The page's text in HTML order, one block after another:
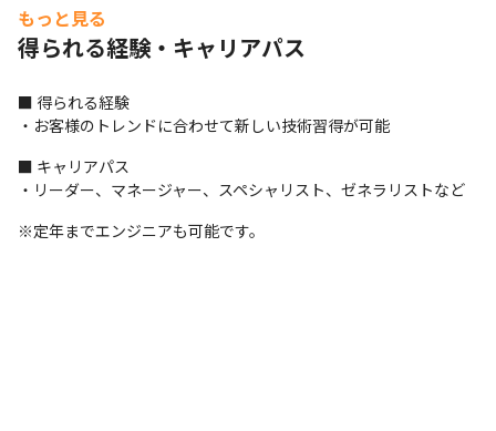
金銭面だけでなく、学べる時間を確保できるような勤務環
境に配慮したり、働きながら学べる内容のプロジェクトを
選定したりするなど、無理なくスキルアップできる環境を
整えています。
AWS CodeCommit
もっと見る
得られる経験・キャリアパス
■ 得られる経験
・お客様のトレンドに合わせて新しい技術習得が可能
■ キャリアパス
・リーダー、マネージャー、スペシャリスト、ゼネラリストなど
※定年までエンジニアも可能です。